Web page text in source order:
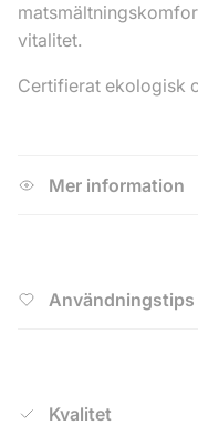
vitalitet.
Certifierat ekologisk
Mer information
Användningstips
Kvalitet